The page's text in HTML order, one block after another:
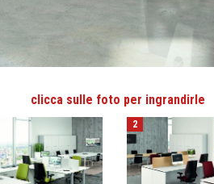
clicca sulle foto per ingrandirle
2